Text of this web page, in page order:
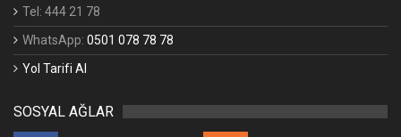
Tel: 444 21 78
WhatsApp: 0501 078 78 78
Yol Tarifi Al
SOSYAL AĞLAR